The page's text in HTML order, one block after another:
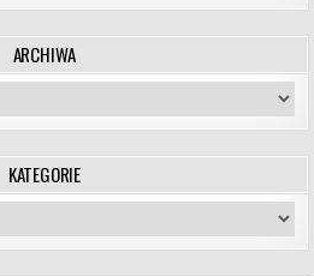
ARCHIWA
KATEGORIE